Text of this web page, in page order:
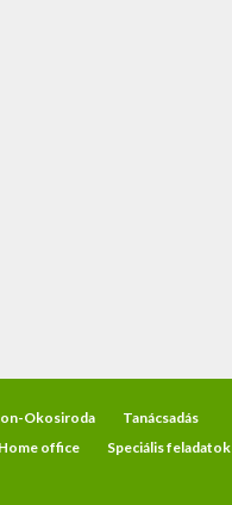
Okosiroda
Tanácsadás
office Speciális feladatok